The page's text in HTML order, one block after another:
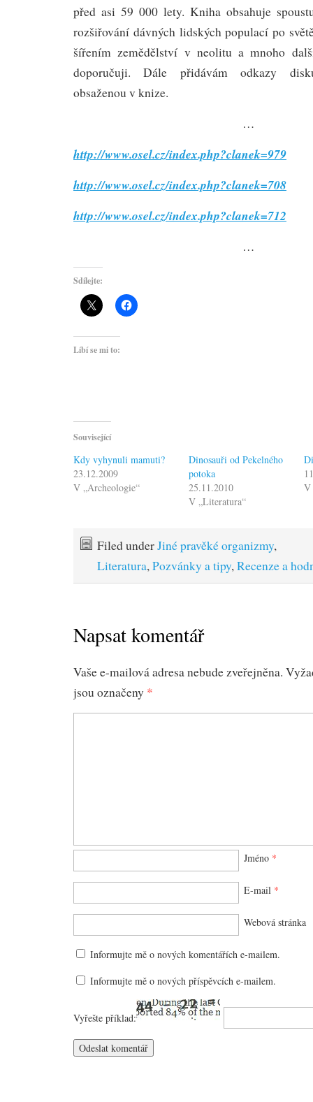
před asi 59 000 lety. Kniha obsahuje
rozšiřování dávných lidských populací po
šířením zemědělství v neolitu a mnoho
doporučuji. Dále přidávám odkazy
obsaženou v knize.
…
http://www.osel.cz/index.php?clanek=979
http://www.osel.cz/index.php?clanek=708
http://www.osel.cz/index.php?clanek=712
…
Sdílejte:
Líbí se mi to:
Související
Kdy vyhynuli mamuti?
23.12.2009
V „Archeologie“
Dinosauři od Pekelného
potoka
25.11.2010
V „Literatura“
V
Filed underJiné pravěké organizmy,
Literatura, Pozvánky a tipy, Recenze a
Napsat komentář
Vaše e-mailová adresa nebude zveřejněna.
jsou označeny *
Jméno *
E-mail *
Webová stránka
Informujte mě o nových komentářích e-mailem.
Informujte mě o nových příspěvcích e-mailem.
Vyřešte příklad: